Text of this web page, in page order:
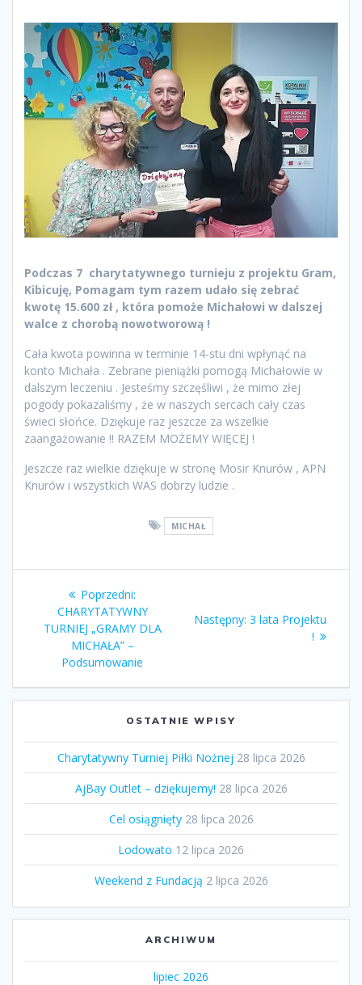
Podczas 7 charytatywnego turnieju z projektu Gram,
Kibicuję, Pomagam tym razem udało się zebrać
kwotę 15.600 zł , która pomoże Michałowi w dalszej
walce z chorobą nowotworową !
Cała kwota powinna w terminie 14-stu dni wpłynąć na
konto Michała . Zebrane pieniążki pomogą Michałowie w
dalszym leczeniu . Jesteśmy szczęśliwi , że mimo złej
pogody pokazaliśmy , że w naszych sercach cały czas
świeci słońce. Dziękuje raz jeszcze za wszelkie
zaangażowanie !! RAZEM MOŻEMY WIĘCEJ !
Jeszcze raz wielkie dziękuje w stronę Mosir Knurów , APN
Knurów i wszystkich WAS dobrzy ludzie .
MICHAŁ
Nawigacja
wpisu
Poprzedni:
wpis:
CHARYTATYWNY
TURNIEJ „GRAMY DLA
MICHAŁA” –
Podsumowanie
Następny: Następny
3 lata Projektu
!
OSTATNIE WPISY
Charytatywny Turniej Piłki Nożnej 28 lipca 2026
AjBay Outlet – dziękujemy! 28 lipca 2026
Cel osiągnięty 28 lipca 2026
Lodowato 12 lipca 2026
Weekend z Fundacją 2 lipca 2026
ARCHIWUM
lipiec 2026